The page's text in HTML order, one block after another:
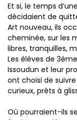
Et si, le temps
décidaient de
Art nouveau, ils
cheminée, sur les
libres, tranquilles,
Les élèves de
Issoudun et leur
ont choisi de
curieux, prêts à
Où pourraient-ils